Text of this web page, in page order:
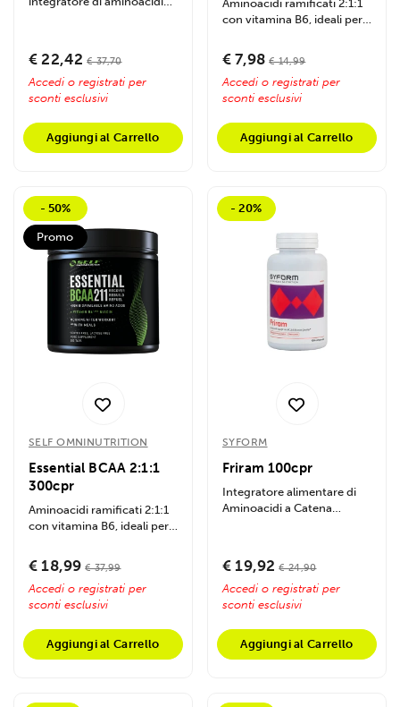
€ 22,42 € 37,70
Accedi o registrati per
sconti esclusivi
Aggiungi al Carrello
Aminoacidi ramificati 2:1:1
con vitamina B6, ideali per
durante...
€ 7,98 € 14,99
Accedi o registrati per
sconti esclusivi
Aggiungi al Carrello
- 50%
Promo
SELF OMNINUTRITION
Essential BCAA 2:1:1
300cpr
Aminoacidi ramificati 2:1:1
con vitamina B6, ideali per
durante...
€ 18,99 € 37,99
Accedi o registrati per
sconti esclusivi
Aggiungi al Carrello
- 20%
SYFORM
Friram 100cpr
Integratore alimentare di
Aminoacidi a Catena
€ 19,92 € 24,90
Accedi o registrati per
sconti esclusivi
Aggiungi al Carrello